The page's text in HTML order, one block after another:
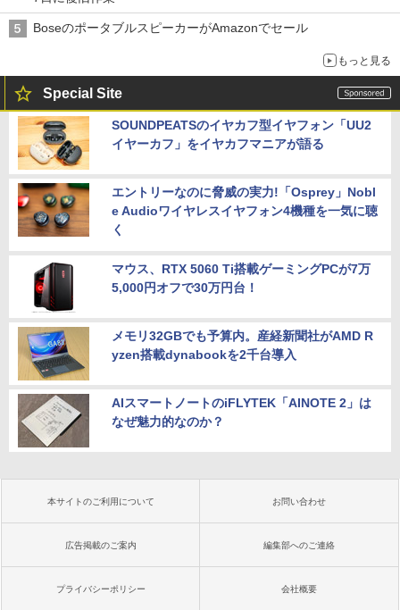
BoseのポータブルスピーカーがAmazonでセール
もっと見る
Special Site
SOUNDPEATSのイヤカフ型イヤフォン「UU2
イヤーカフ」をイヤカフマニアが語る
エントリーなのに脅威の実力!「Osprey」Nobl
e Audioワイヤレスイヤフォン4機種を一気に聴
く
マウス、RTX 5060 Ti搭載ゲーミングPCが7万
5,000円オフで30万円台！
メモリ32GBでも予算内。産経新聞社がAMD R
yzen搭載dynabookを2千台導入
AIスマートノートのiFLYTEK「AINOTE 2」は
なぜ魅力的なのか？
本サイトのご利用について お問い合わせ
広告掲載のご案内 編集部へのご連絡
プライバシーポリシー 会社概要